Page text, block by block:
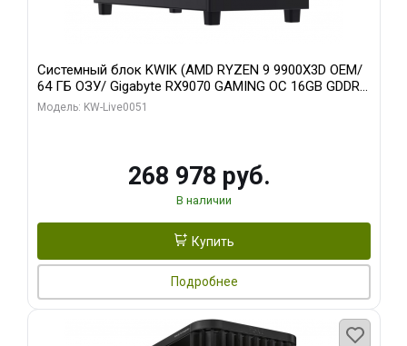
Системный блок KWIK (AMD RYZEN 9 9900X3D OEM/
64 ГБ ОЗУ/ Gigabyte RX9070 GAMING OC 16GB GDDR6
256bit 2xDP 2xH/ 960 ГБ SSD)
Модель: KW-Live0051
268 978 руб.
В наличии
Купить
Подробнее